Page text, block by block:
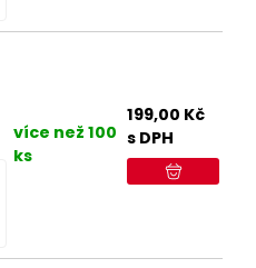
více než 100
ks
199,00 Kč
s DPH